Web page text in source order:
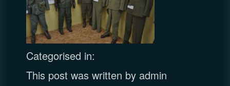
Categorised in:
This post was written by admin